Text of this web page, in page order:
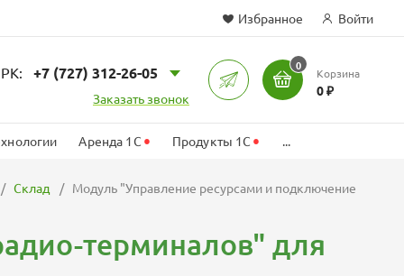
Избранное Войти
РК: +7 (727) 312-26-05
Заказать звонок
0
Корзина
0 ₽
Аренда 1С • Продукты 1С • ...
Склад
Модуль "Управление ресурсами и подключение
терминалов" для